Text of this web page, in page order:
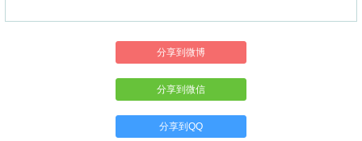
分享到微博
分享到微信
分享到QQ